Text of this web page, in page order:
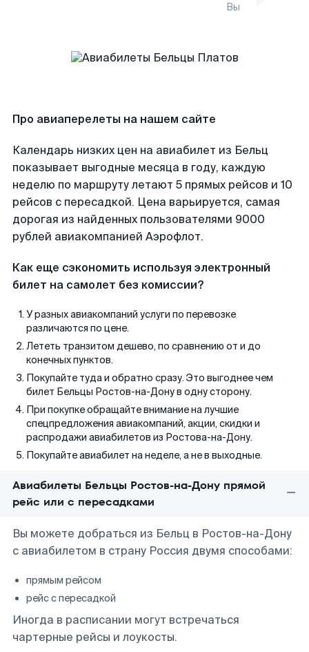
Вы
Про авиаперелеты на нашем сайте
Календарь низких цен на авиабилет из Бельц
показывает выгодные месяца в году, каждую
неделю по маршруту летают 5 прямых рейсов и 10
рейсов с пересадкой. Цена варьируется, самая
дорогая из найденных пользователями 9000
рублей авиакомпанией Аэрофлот.
Как еще сэкономить используя электронный
билет на самолет без комиссии?
У разных авиакомпаний услуги по перевозке
различаются по цене.
Лететь транзитом дешево, по сравнению от и до
конечных пунктов.
Покупайте туда и обратно сразу. Это выгоднее чем
билет Бельцы Ростов-на-Дону в одну сторону.
При покупке обращайте внимание на лучшие
спецпредложения авиакомпаний, акции, скидки и
распродажи авиабилетов из Ростова-на-Дону.
Покупайте авиабилет на неделе, а не в выходные.
Авиабилеты Бельцы Ростов-на-Дону прямой
рейс или с пересадками
Вы можете добраться из Бельц в Ростов-на-Дону
с авиабилетом в страну Россия двумя способами:
прямым рейсом
рейс с пересадкой
Иногда в расписании могут встречаться
чартерные рейсы и лоукосты.